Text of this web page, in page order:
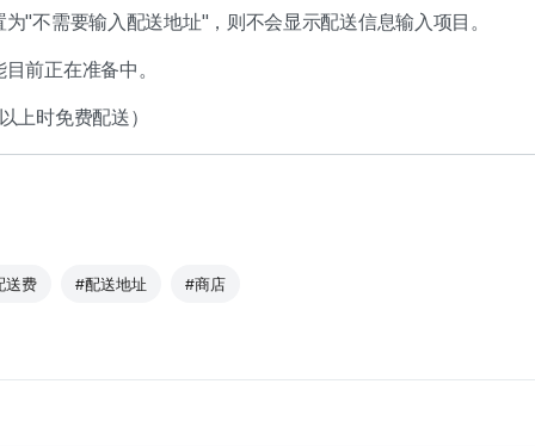
"不需要输入配送地址"，则不会显示配送信息输入项目。
前正在准备中。
上时免费配送）
送费 #配送地址 #商店